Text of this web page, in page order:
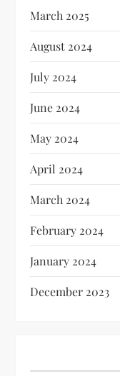
March 2025
August 2024
July 2024
June 2024
May 2024
April 2024
March 2024
February 2024
January 2024
December 2023